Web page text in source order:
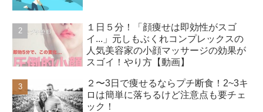
１日５分！「顔痩せは即効性がスゴ
イ...」元しもぶくれコンプレックスの
人気美容家の小顔マッサージの効果が
スゴイ！やり方【動画】
２〜3日で痩せるならプチ断食！2~3キ
ロは簡単に落ちるけど注意点も要チェ
ック！